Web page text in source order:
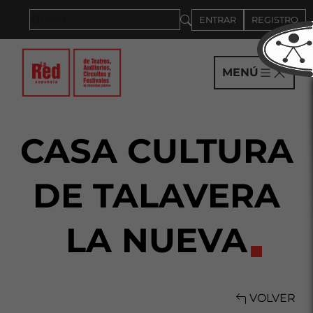
ENTRAR REGISTRO
MENÚ
CASA CULTURA
DE TALAVERA
LA NUEVA
VOLVER